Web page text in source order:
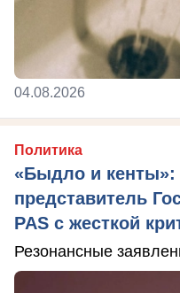
04.08.2026
Политика
«Быдло и
представитель
PAS с жесткой
Резонансные